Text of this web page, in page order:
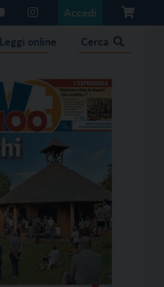
Accedi
Leggi online Cerca